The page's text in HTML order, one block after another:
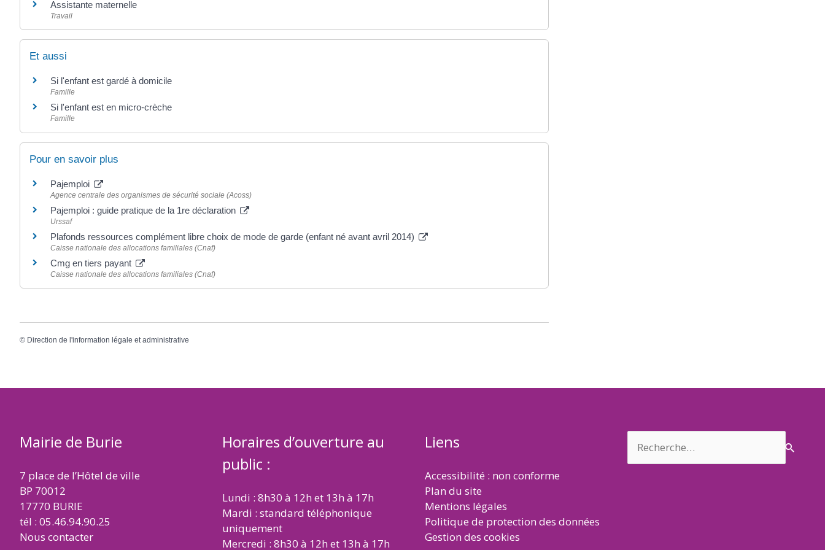
Assistante maternelle
Travail
Et aussi
Si l'enfant est gardé à domicile
Famille
Si l'enfant est en micro-crèche
Famille
Pour en savoir plus
Pajemploi
Agence centrale des organismes de sécurité sociale (Acoss)
Pajemploi : guide pratique de la 1re déclaration
Urssaf
Plafonds ressources complément libre choix de mode de garde (enfant né avant avril 2014)
Caisse nationale des allocations familiales (Cnaf)
Cmg en tiers payant
Caisse nationale des allocations familiales (Cnaf)
© Direction de l'information légale et administrative
Mairie de Burie
7 place de l’Hôtel de ville
BP 70012
17770 BURIE
tél : 05.46.94.90.25
Nous contacter
Horaires d’ouverture au
public :
Lundi : 8h30 à 12h et 13h à 17h
Mardi : standard téléphonique
uniquement
Mercredi : 8h30 à 12h et 13h à 17h
Liens
Accessibilité : non conforme
Plan du site
Mentions légales
Politique de protection des données
Gestion des cookies